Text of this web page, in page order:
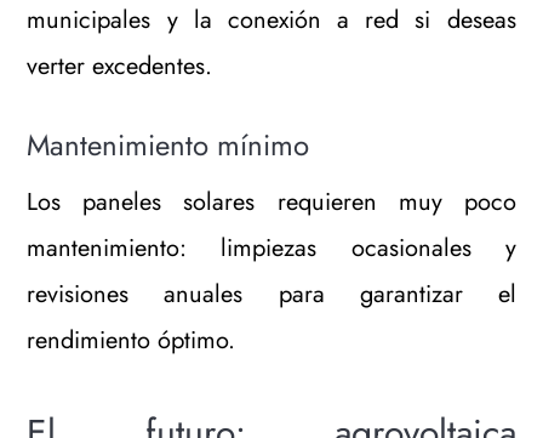
municipales y la conexión a red si deseas
verter excedentes.
Mantenimiento mínimo
Los paneles solares requieren muy poco
mantenimiento: limpiezas ocasionales y
revisiones anuales para garantizar el
rendimiento óptimo.